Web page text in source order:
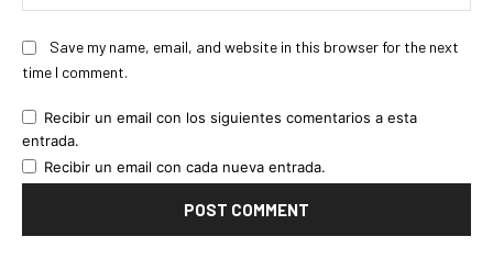
Save my name, email, and website in this browser for the next
time I comment.
Recibir un email con los siguientes comentarios a esta
entrada.
Recibir un email con cada nueva entrada.